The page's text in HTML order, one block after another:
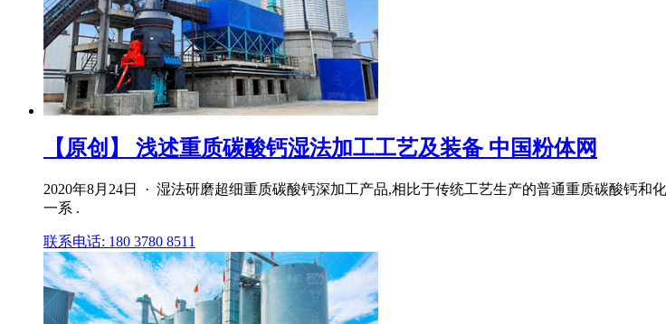
【原创】 浅述重质碳酸钙湿法加工工艺及装备 中国粉体网
2020年8月24日 · 湿法研磨超细重质碳酸钙深加工产品,相比于传统工艺生产的普通重质碳酸钙
一系 .
联系电话: 180 3780 8511